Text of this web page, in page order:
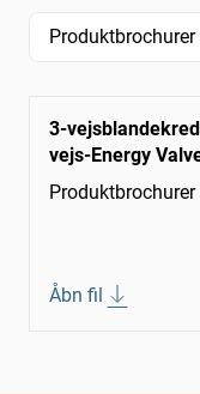
Produktbrochurer
3-
vejs-Energy
Produktbrochurer
Åbn fil